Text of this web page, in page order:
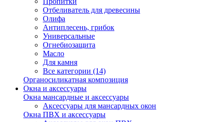
Отбеливатель для древесины
Олифа
Антиплесень, грибок
Универсальные
Огнебиозащита
Масло
Для камня
Все категории (14)
Органосиликатная композиция
Окна и аксессуары
Окна мансардные и аксессуары
Аксессуары для мансардных окон
Окна ПВХ и аксессуары